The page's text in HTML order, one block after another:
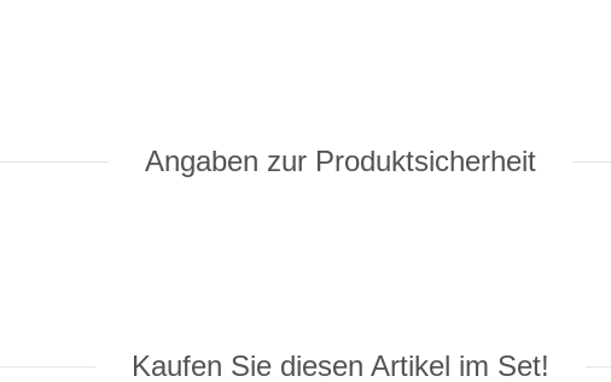
Angaben zur Produktsicherheit
Kaufen Sie diesen Artikel im Set!